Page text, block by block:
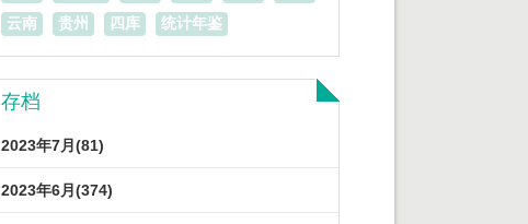
云南
贵州 四库 统计年鉴
存档
2023年7月(81)
2023年6月(374)